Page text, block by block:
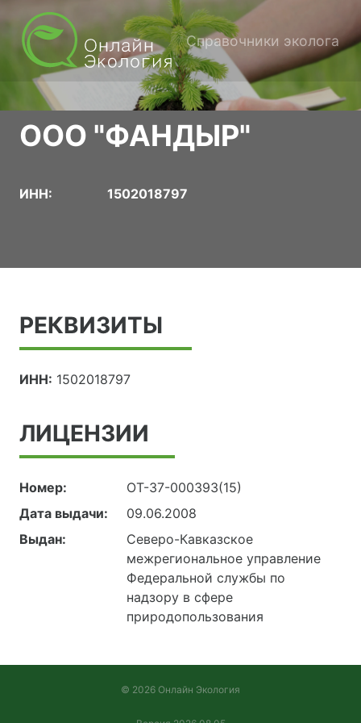
Справочники эколога
ООО "ФАНДЫР"
ИНН: 1502018797
РЕКВИЗИТЫ
ИНН: 1502018797
ЛИЦЕНЗИИ
Номер:
ОТ-37-000393(15)
Дата выдачи:
09.06.2008
Выдан:
Северо-Кавказское
межрегиональное управление
Федеральной службы по
надзору в сфере
природопользования
© 2026 Онлайн Экология